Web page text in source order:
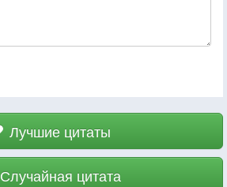
Лучшие цитаты
Случайная цитата